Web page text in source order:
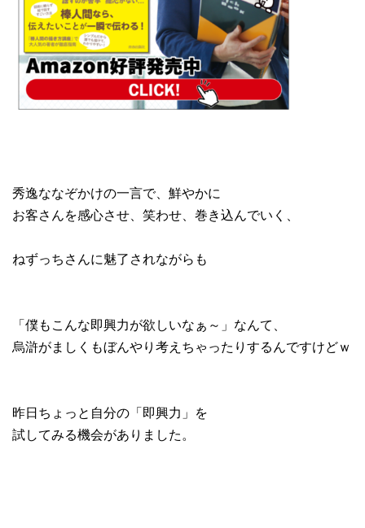
秀逸ななぞかけの一言で、鮮やかに
お客さんを感心させ、笑わせ、巻き込んでいく、
ねずっちさんに魅了されながらも
「僕もこんな即興力が欲しいなぁ～」なんて、
烏滸がましくもぼんやり考えちゃったりするんですけどｗ
昨日ちょっと自分の「即興力」を
試してみる機会がありました。